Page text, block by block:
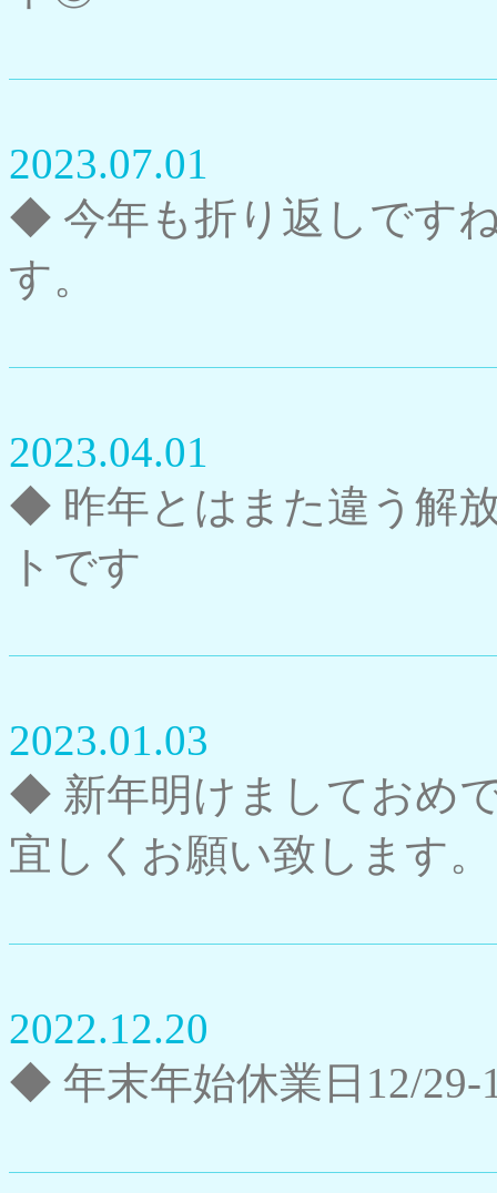
2023.07.01
◆ 今年も折り返しです
す。
2023.04.01
◆ 昨年とはまた違う解
トです
2023.01.03
◆ 新年明けましておめ
宜しくお願い致します。
2022.12.20
◆ 年末年始休業日12/29-